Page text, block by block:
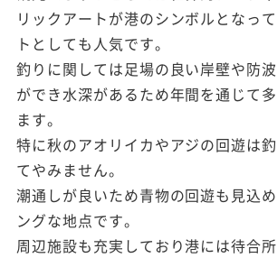
リックアートが港のシンボルとなっ
トとしても人気です。
釣りに関しては足場の良い岸壁や防
ができ水深があるため年間を通じて
ます。
特に秋のアオリイカやアジの回遊は
てやみません。
潮通しが良いため青物の回遊も見込
ングな地点です。
周辺施設も充実しており港には待合